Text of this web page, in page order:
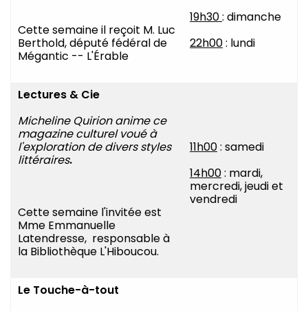
Cette semaine il reçoit M. Luc
Berthold, député fédéral de
Mégantic -- L'Érable
19h30: dimanche
22h00: lundi
Lectures & Cie
Micheline Quirion anime ce
magazine culturel voué à
l'exploration de divers styles
littéraires.
Cette semaine l'invitée est
Mme Emmanuelle
Latendresse, responsable à
la Bibliothèque L'Hiboucou.
11h00: samedi
14h00: mardi,
mercredi, jeudi et
vendredi
Le Touche-à-tout